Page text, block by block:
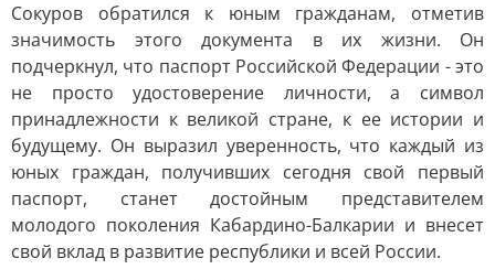
Сокуров обратился к юным гражданам, отметив
значимость этого документа в их жизни. Он
подчеркнул, что паспорт Российской Федерации - это
не просто удостоверение личности, а символ
принадлежности к великой стране, к ее истории и
будущему. Он выразил уверенность, что каждый из
юных граждан, получивших сегодня свой первый
паспорт, станет достойным представителем
молодого поколения Кабардино-Балкарии и внесет
свой вклад в развитие республики и всей России.